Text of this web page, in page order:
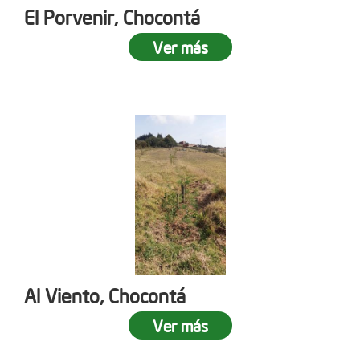
El Porvenir, Chocontá
Ver más
Al Viento, Chocontá
Ver más